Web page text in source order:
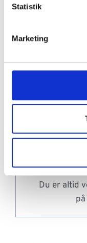
Statistik
Marketing
komme i
Hjælp
hjælp til at
Du er altid
på